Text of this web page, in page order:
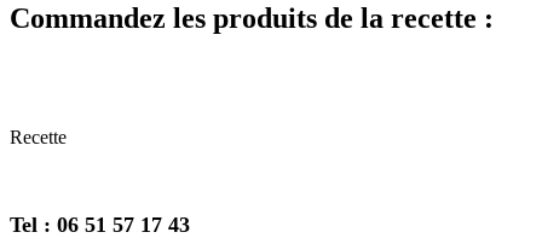
Commandez les produits de la recette :
Recette
Tel : 06 51 57 17 43